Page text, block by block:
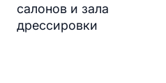
салонов и зала
дрессировки